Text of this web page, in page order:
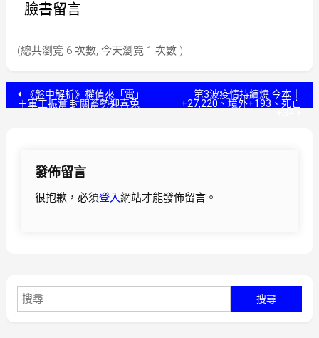
臉書留言
(總共瀏覽 6 次數, 今天瀏覽 1 次數 )
文 《盤中解析》權值來「電」
＋軍工振奮 封關蓄勢迎喜兔
第3波疫情持續燒 今本土
+27,220、境外+193、死亡
發佈留言
很抱歉，必須登入網站才能發佈留言。
尋